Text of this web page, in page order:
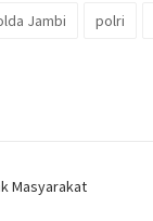
Jambi polri
Masyarakat